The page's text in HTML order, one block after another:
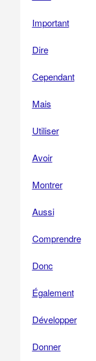
Important
Dire
Cependant
Mais
Utiliser
Avoir
Montrer
Aussi
Comprendre
Donc
Également
Développer
Donner